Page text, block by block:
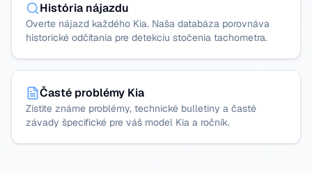
História nájazdu
Overte nájazd každého Kia. Naša databáza porovnáva
historické odčítania pre detekciu stočenia tachometra.
Časté problémy Kia
Zistite známe problémy, technické bulletiny a časté
závady špecifické pre váš model Kia a ročník.